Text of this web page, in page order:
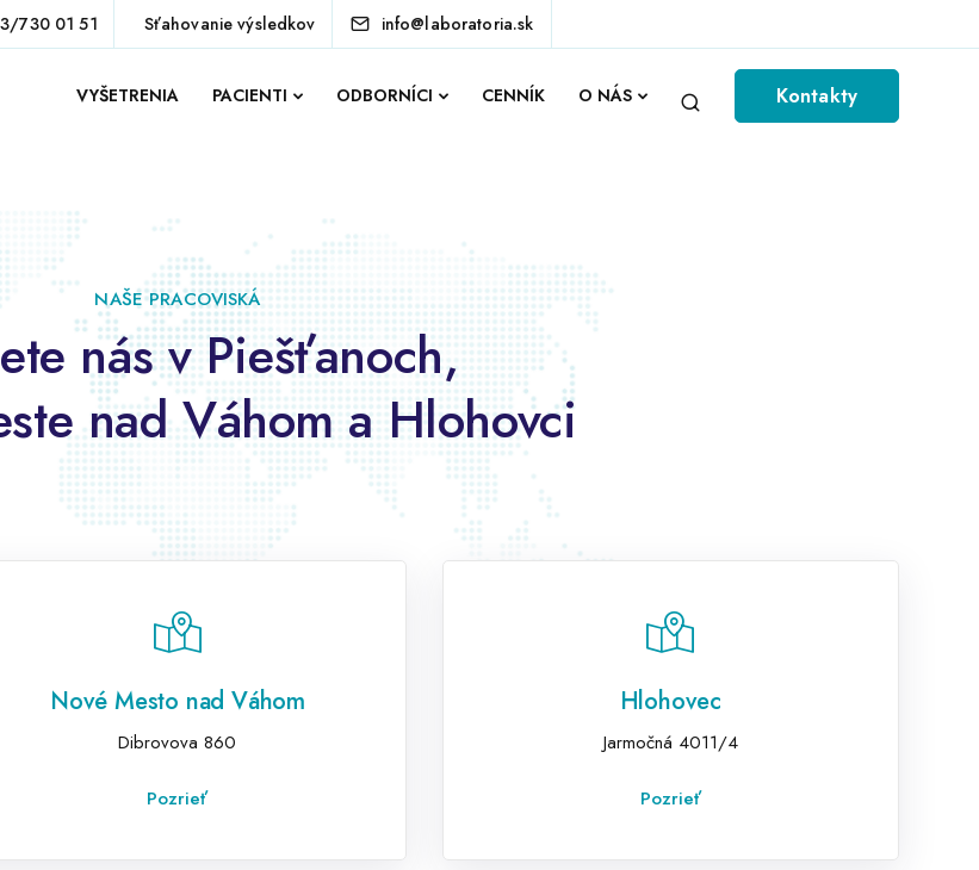
730 01 51 Sťahovanie výsledkov info@laboratoria.sk
VYŠETRENIA PACIENTI ODBORNÍCI CENNÍK O NÁS Kontakty
NAŠE PRACOVISKÁ
nás v Piešťanoch,
nad Váhom a Hlohovci
Nové Mesto nad Váhom
Dibrovova 860
Pozrieť
Hlohovec
Jarmočná 4011/4
Pozrieť